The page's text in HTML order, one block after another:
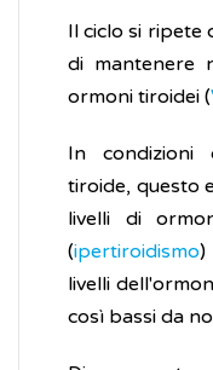
Il ciclo si ripete
di mantenere
ormoni tiroidei (
In condizioni
tiroide, questo
livelli di
(ipertiroidismo)
livelli
così bassi da